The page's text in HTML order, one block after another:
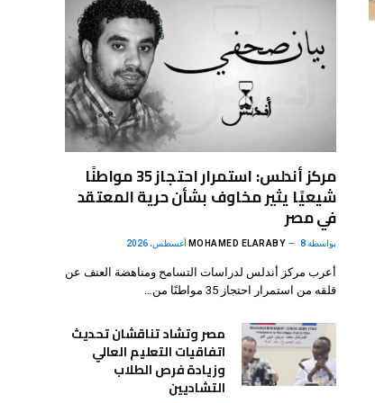
مركز أندلس: استمرار احتجاز 35 مواطنًا
شيعيًا يثير مخاوف بشأن حرية المعتقد
في مصر
بواسطة MOHAMED ELARABY 8 أغسطس، 2026
أعرب مركز أندلس لدراسات التسامح ومناهضة العنف عن
قلقه من استمرار احتجاز 35 مواطنًا من…
مصر وتشاد تناقشان تحديث
اتفاقيات التعليم العالي
وزيادة فرص الطلاب
التشاديين